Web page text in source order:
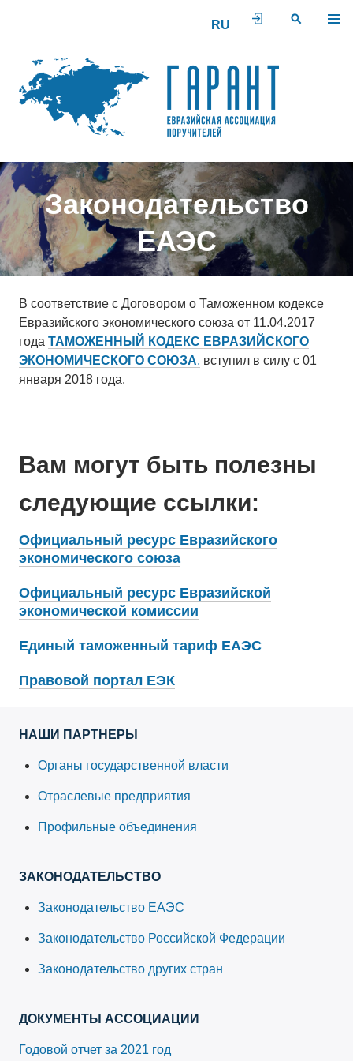
ПОИСК
Законодательство
ЕАЭС
В соответствие с Договором о Таможенном кодексе
Евразийского экономического союза от 11.04.2017
года ТАМОЖЕННЫЙ КОДЕКС ЕВРАЗИЙСКОГО
ЭКОНОМИЧЕСКОГО СОЮЗА, вступил в силу с 01
января 2018 года.
Вам могут быть полезны
следующие ссылки:
Официальный ресурс Евразийского
экономического союза
Официальный ресурс Евразийской
экономической комиссии
Единый таможенный тариф ЕАЭС
Правовой портал ЕЭК
НАШИ ПАРТНЕРЫ
Органы государственной власти
Отраслевые предприятия
Профильные объединения
ЗАКОНОДАТЕЛЬСТВО
Законодательство ЕАЭС
Законодательство Российской Федерации
Законодательство других стран
ДОКУМЕНТЫ АССОЦИАЦИИ
Годовой отчет за 2021 год